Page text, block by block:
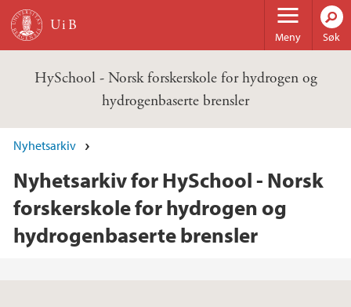
Hopp til hovedinnhold
Meny Søk
HySchool - Norsk forskerskole for hydrogen og
hydrogenbaserte brensler
Nyhetsarkiv
Nyhetsarkiv for HySchool - Norsk
forskerskole for hydrogen og
hydrogenbaserte brensler